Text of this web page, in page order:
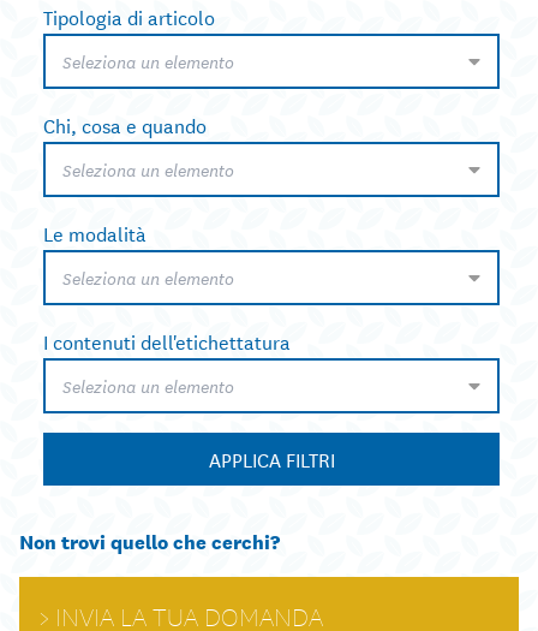
Tipologia di articolo
Seleziona un elemento
Chi, cosa e quando
Seleziona un elemento
Le modalità
Seleziona un elemento
I contenuti dell'etichettatura
Seleziona un elemento
APPLICA FILTRI
Non trovi quello che cerchi?
INVIA LA TUA DOMANDA